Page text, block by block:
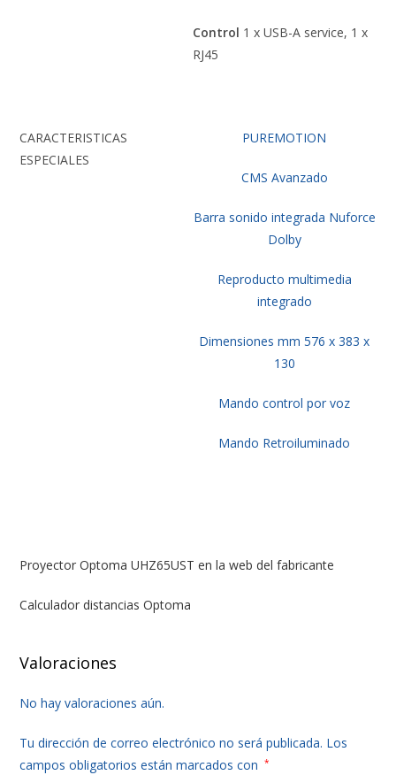
Control 1 x USB-A service, 1 x
RJ45
CARACTERISTICAS
ESPECIALES
PUREMOTION
CMS Avanzado
Barra sonido integrada Nuforce
Dolby
Reproducto multimedia
integrado
Dimensiones mm 576 x 383 x
130
Mando control por voz
Mando Retroiluminado
Proyector Optoma UHZ65UST en la web del fabricante
Calculador distancias Optoma
Valoraciones
No hay valoraciones aún.
Tu dirección de correo electrónico no será publicada. Los
campos obligatorios están marcados con
*